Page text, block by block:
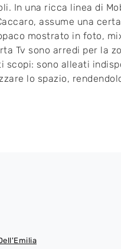
In una ricca linea di
assume una
mostrato in foto,
Tv sono arredi per la
scopi: sono alleati
lo spazio,